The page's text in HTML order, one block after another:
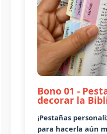
Bono 01 -
decorar la
¡Pestañas
para hacerla aún